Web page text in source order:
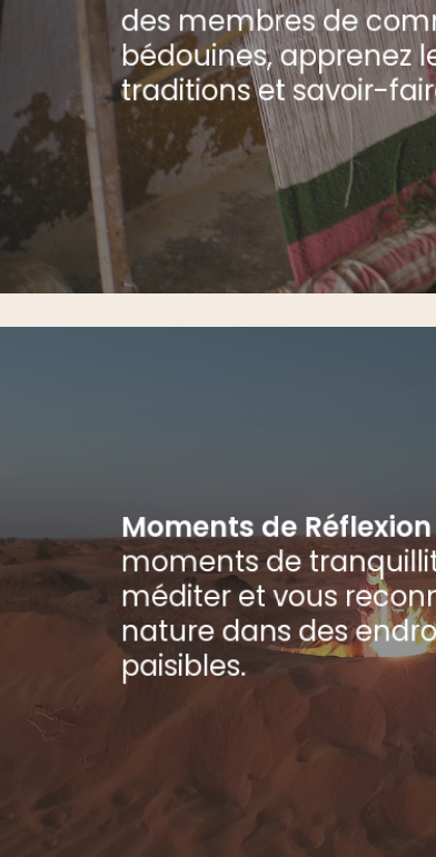
des membres de
bédouines, apprenez
traditions et savoir-
Moments de Réflexion
moments de
méditer et vous
nature dans des
paisibles.